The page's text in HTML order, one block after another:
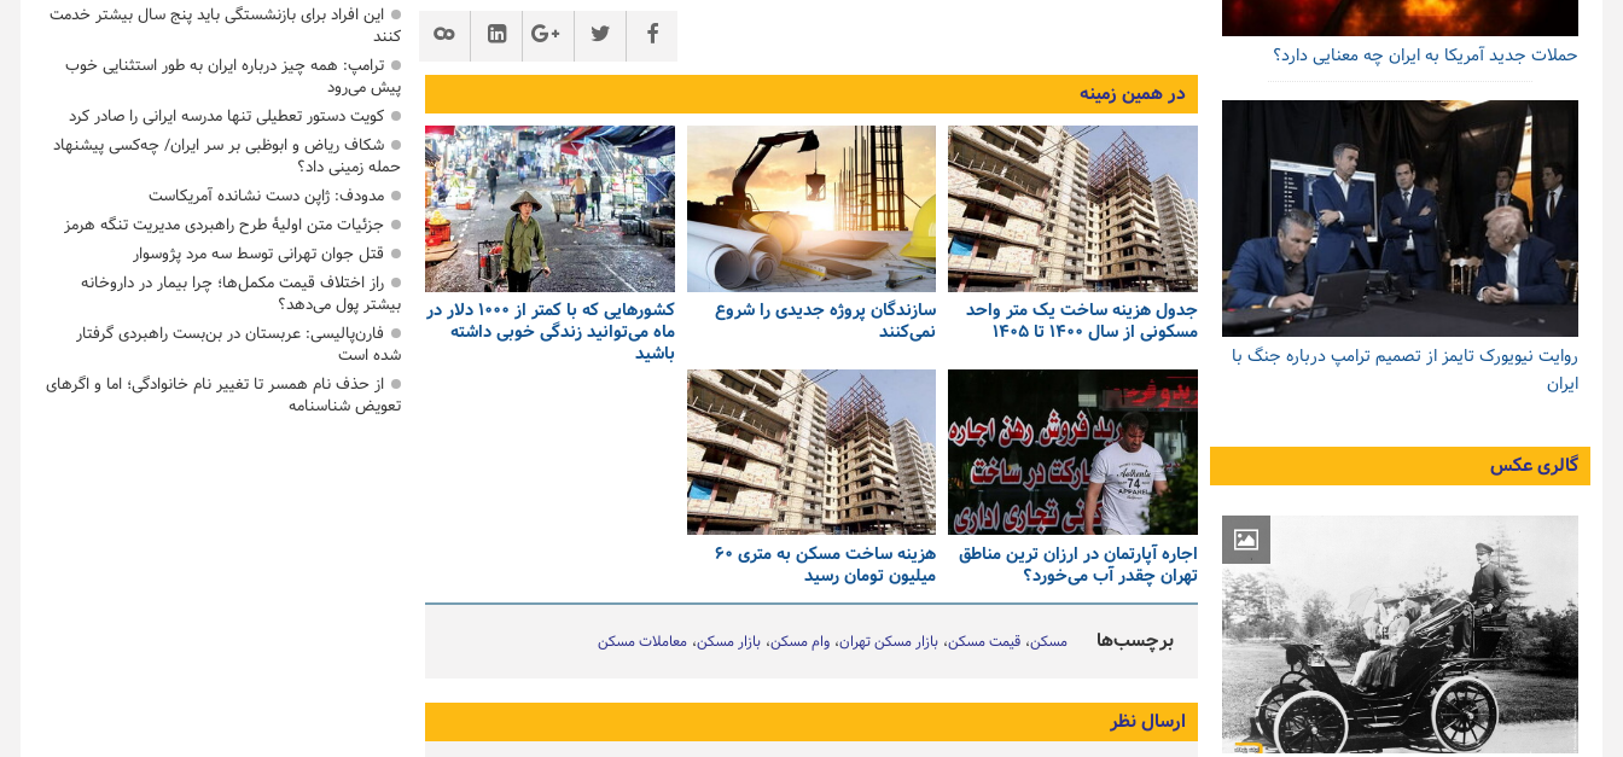
در همین زمینه
جدول هزینه ساخت یک متر واحد
مسکونی از سال ۱۴۰۰ تا ۱۴۰۵
سازندگان پروژه جدیدی را شروع
نمی‌کنند
کشورهایی که با کمتر از ۱۰۰۰ دلار در
ماه می‌توانید زندگی خوبی داشته
باشید
اجاره آپارتمان در ارزان ترین مناطق
تهران چقدر آب می‌خورد؟
هزینه ساخت مسکن به متری ۶۰
میلیون تومان رسید
برچسب‌ها مسکن قیمت مسکن بازار مسکن تهران وام مسکن بازار مسکن معاملات مسکن
ارسال نظر
حملات جدید آمریکا به ایران چه معنایی دارد؟
روایت نیویورک تایمز از تصمیم ترامپ درباره جنگ با
ایران
گالری عکس
این افراد برای بازنشستگی باید پنج سال بیشتر خدمت
کنند
ترامپ: همه چیز درباره ایران به طور استثنایی خوب
پیش می‌رود
کویت دستور تعطیلی تنها مدرسه ایرانی را صادر کرد
شکاف ریاض و ابوظبی بر سر ایران/ چه‌کسی پیشنهاد
حمله زمینی داد؟
مدودف: ژاپن دست نشانده آمریکاست
جزئیات متن اولیۀ طرح راهبردی مدیریت تنگه هرمز
قتل جوان تهرانی توسط سه مرد پژوسوار
راز اختلاف قیمت مکمل‌ها؛ چرا بیمار در داروخانه
بیشتر پول می‌دهد؟
فارن‌پالیسی: عربستان در بن‌بست راهبردی گرفتار
شده است
از حذف نام همسر تا تغییر نام خانوادگی؛ اما و اگرهای
تعویض شناسنامه